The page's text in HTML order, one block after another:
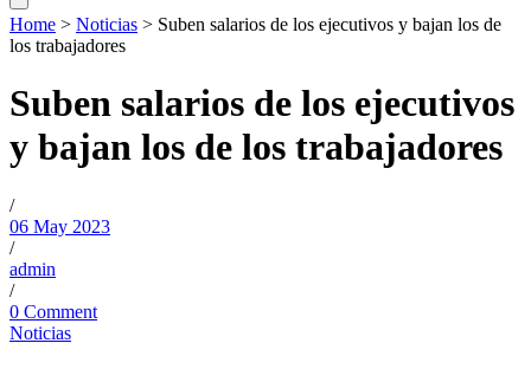
Home > Noticias > Suben salarios de los ejecutivos y bajan los de
los trabajadores
Suben salarios de los ejecutivos
y bajan los de los trabajadores
/
06 May 2023
/
admin
/
0 Comment
Noticias